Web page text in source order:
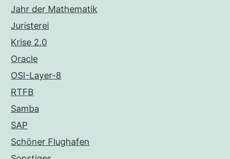
Jahr der Mathematik
Juristerei
Krise 2.0
Oracle
OSI-Layer-8
RTFB
Samba
SAP
Schöner Flughafen